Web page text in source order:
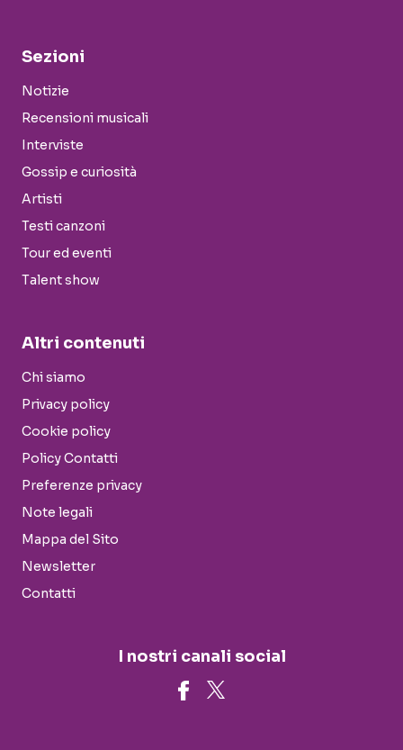
Sezioni
Notizie
Recensioni musicali
Interviste
Gossip e curiosità
Artisti
Testi canzoni
Tour ed eventi
Talent show
Altri contenuti
Chi siamo
Privacy policy
Cookie policy
Policy Contatti
Preferenze privacy
Note legali
Mappa del Sito
Newsletter
Contatti
I nostri canali social